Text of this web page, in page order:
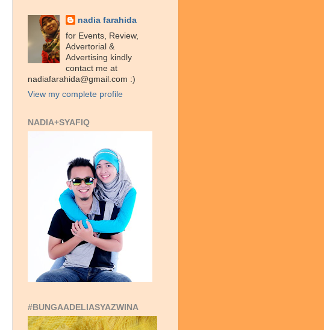
nadia farahida
for Events, Review,
Advertorial &
Advertising kindly
contact me at
nadiafarahida@gmail.com :)
View my complete profile
NADIA+SYAFIQ
#BUNGAADELIASYAZWINA